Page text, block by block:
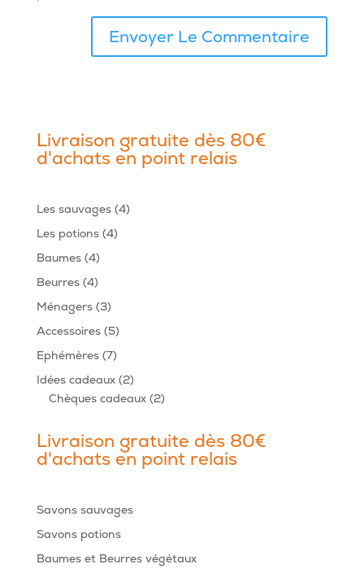
Livraison gratuite dès 80€
d'achats en point relais
Les sauvages 44
Les potions 44
Baumes 44
produits
Beurres 44
produits
Ménagers 33
produits
Accessoires 55
produits
Ephémères 77
produits
Idées cadeaux 22
produits
Chèques cadeaux 22
Livraison gratuite dès 80€
d'achats en point relais
Savons sauvages
Savons potions
Baumes et Beurres végétaux